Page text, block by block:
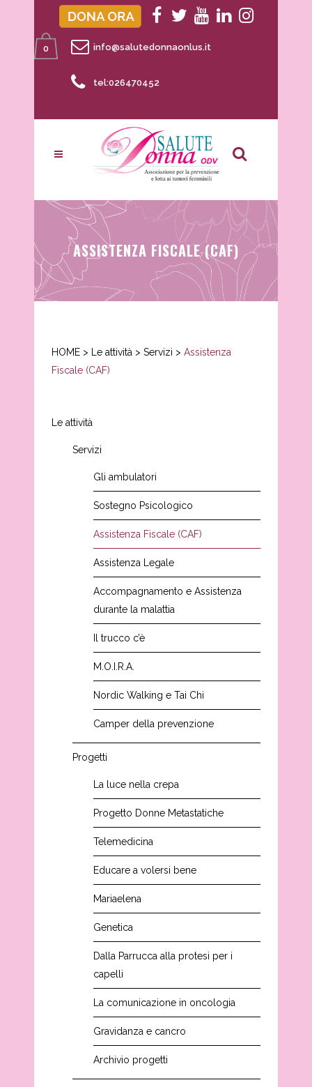
0 info@salutedonnaonlus.it
tel:026470452
ASSISTENZA FISCALE (CAF)
HOME > Le attività > Servizi > Assistenza
Fiscale (CAF)
Le attività
Servizi
Gli ambulatori
Sostegno Psicologico
Assistenza Fiscale (CAF)
Assistenza Legale
Accompagnamento e Assistenza
durante la malattia
Il trucco c’è
M.O.I.R.A.
Nordic Walking e Tai Chi
Camper della prevenzione
Progetti
La luce nella crepa
Progetto Donne Metastatiche
Telemedicina
Educare a volersi bene
Mariaelena
Genetica
Dalla Parrucca alla protesi per i
capelli
La comunicazione in oncologia
Gravidanza e cancro
Archivio progetti